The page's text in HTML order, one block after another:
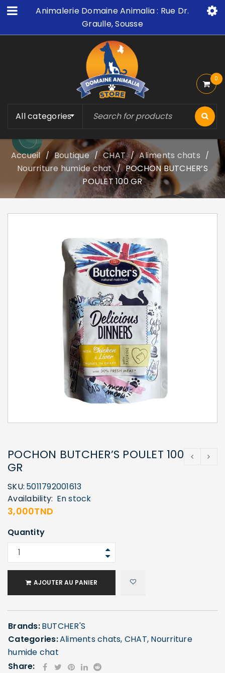
Animalerie Domaine Animalia : Rue Dr.
Graulle, Sousse
All categories
0
Accueil / Boutique / CHAT / Aliments chats /
Nourriture humide chat / POCHON BUTCHER’S
POULET 100 GR
POCHON BUTCHER’S POULET 100
GR
SKU: 5011792001613
Availability: En stock
3,000TND
Quantity
AJOUTER AU PANIER
Brands:BUTCHER'S
Categories:Aliments chats, CHAT, Nourriture
humide chat
Share: